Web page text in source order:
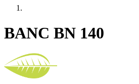
BANC BN 140